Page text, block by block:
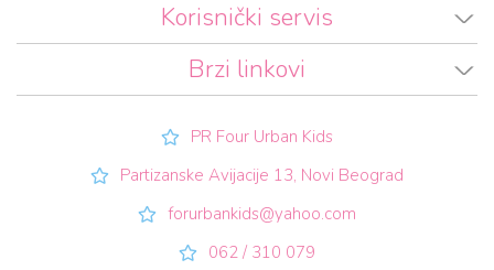
Korisnički servis
Brzi linkovi
PR Four Urban Kids
Partizanske Avijacije 13, Novi Beograd
forurbankids@yahoo.com
062 / 310 079